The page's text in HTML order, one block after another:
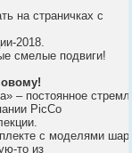
на страничках с
2018.
смелые подвиги!
– постоянное
PicCo
с моделями
то из